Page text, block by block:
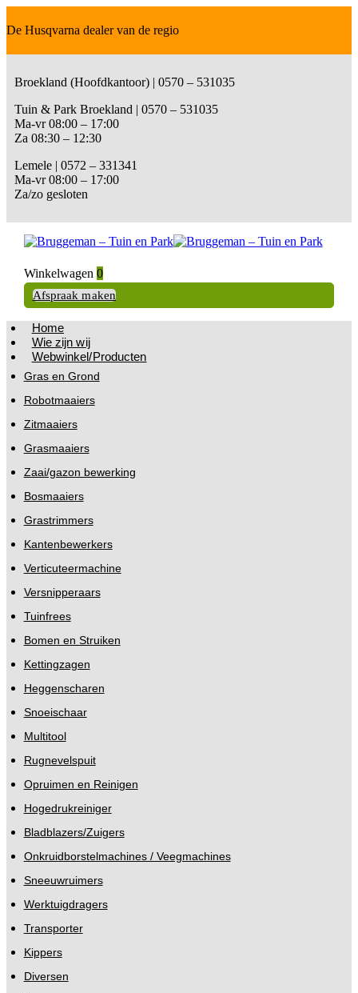
De Husqvarna dealer van de regio
Broekland (Hoofdkantoor) | 0570 – 531035
Tuin & Park Broekland | 0570 – 531035
Ma-vr 08:00 – 17:00
Za 08:30 – 12:30
Lemele | 0572 – 331341
Ma-vr 08:00 – 17:00
Za/zo gesloten
Winkelwagen 0
Afspraak maken
Home
Wie zijn wij
Webwinkel/Producten
Gras en Grond
Robotmaaiers
Zitmaaiers
Grasmaaiers
Zaai/gazon bewerking
Bosmaaiers
Grastrimmers
Kantenbewerkers
Verticuteermachine
Versnipperaars
Tuinfrees
Bomen en Struiken
Kettingzagen
Heggenscharen
Snoeischaar
Multitool
Rugnevelspuit
Opruimen en Reinigen
Hogedrukreiniger
Bladblazers/Zuigers
Onkruidborstelmachines / Veegmachines
Sneeuwruimers
Werktuigdragers
Transporter
Kippers
Diversen